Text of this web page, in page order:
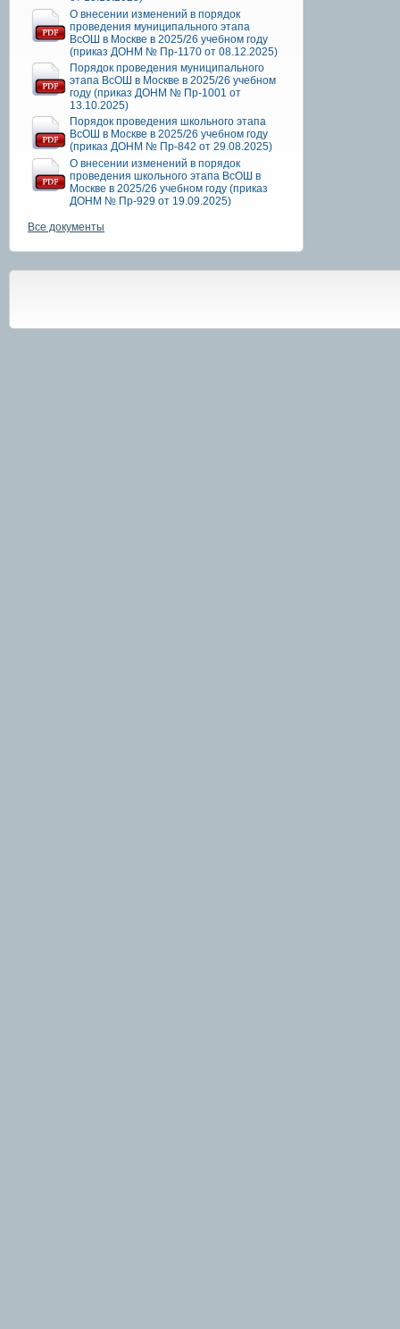
О внесении изменений в порядок
проведения муниципального этапа
ВсОШ в Москве в 2025/26 учебном году
(приказ ДОНМ № Пр-1170 от 08.12.2025)
Порядок проведения муниципального
этапа ВсОШ в Москве в 2025/26 учебном
году (приказ ДОНМ № Пр-1001 от
13.10.2025)
Порядок проведения школьного этапа
ВсОШ в Москве в 2025/26 учебном году
(приказ ДОНМ № Пр-842 от 29.08.2025)
О внесении изменений в порядок
проведения школьного этапа ВсОШ в
Москве в 2025/26 учебном году (приказ
ДОНМ № Пр-929 от 19.09.2025)
Все документы